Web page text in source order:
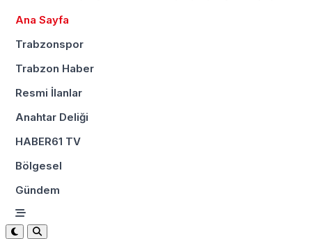
Ana Sayfa
Trabzonspor
Trabzon Haber
Resmi İlanlar
Anahtar Deliği
HABER61 TV
Bölgesel
Gündem